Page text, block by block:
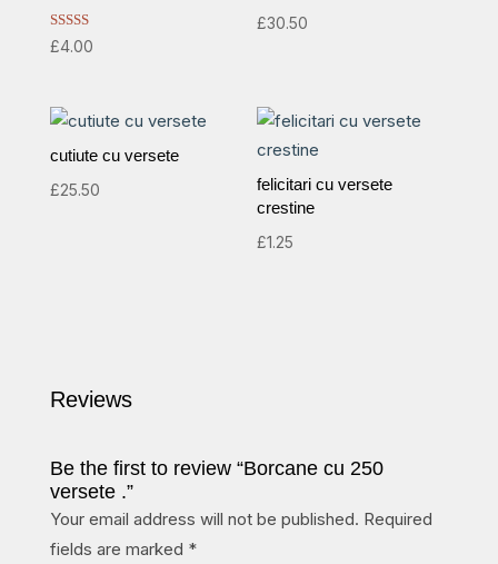
Rated
5.00
£4.00
£30.50
cutiute cu versete
£25.50
felicitari cu versete
crestine
£1.25
Reviews
Be the first to review “Borcane cu 250
versete .”
Your email address will not be published. Required
fields are marked *